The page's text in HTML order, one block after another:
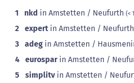
1 nkd in Amstetten / Neufurth (<
2 expert in Amstetten / Neufurth
3 adeg in Amstetten /
4 eurosparin Amstetten /
5 simplitvin Amstetten /